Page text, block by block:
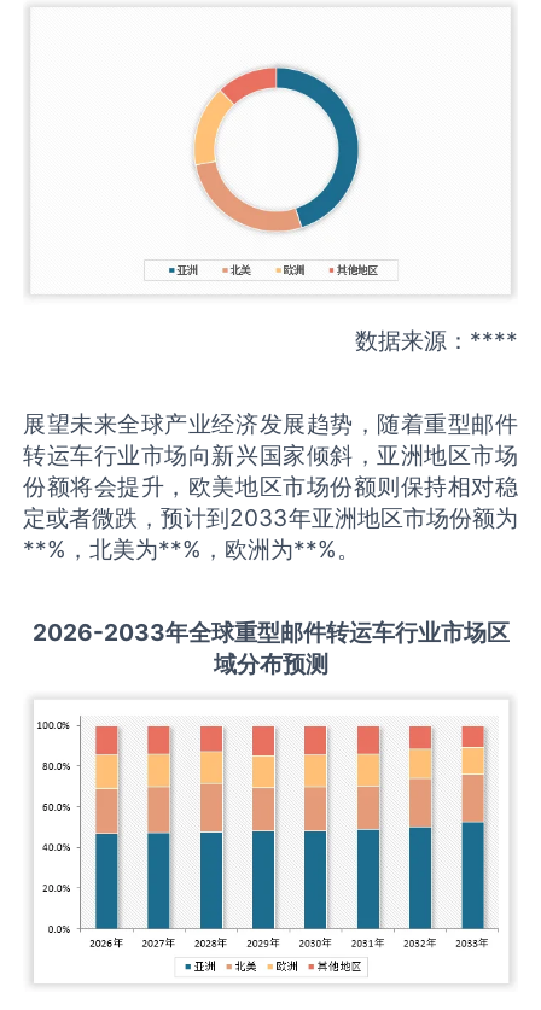
数据来源：****
展望未来全球产业经济发展趋势，随着重型邮件
转运车行业市场向新兴国家倾斜，亚洲地区市场
份额将会提升，欧美地区市场份额则保持相对稳
定或者微跌，预计到2033年亚洲地区市场份额为
**%，北美为**%，欧洲为**%。
2026-2033年全球重型邮件转运车行业市场区
域分布预测